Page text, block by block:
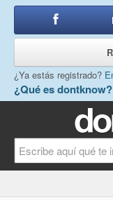
¿Qué es dontknow?
¿Ya estás registrado?